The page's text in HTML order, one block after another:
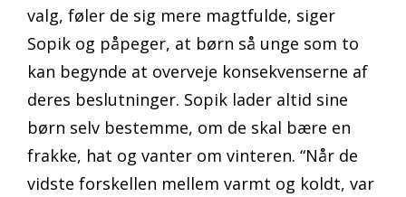
valg, føler de sig mere magtfulde, siger
Sopik og påpeger, at børn så unge som to
kan begynde at overveje konsekvenserne af
deres beslutninger. Sopik lader altid sine
børn selv bestemme, om de skal bære en
frakke, hat og vanter om vinteren. “Når de
vidste forskellen mellem varmt og koldt, var